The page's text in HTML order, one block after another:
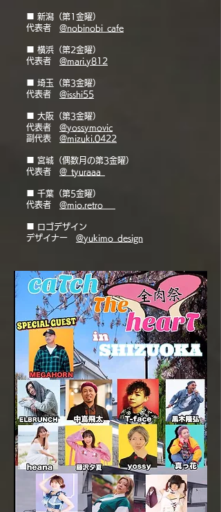
■ 新潟（第1金曜）
代表者 @nobinobi_cafe
■ 横浜（第2金曜）
代表者 @mari.y812
■ 埼玉（第3金曜）
代表者 @isshi55
■ 大阪（第3金曜）
代表者 @yossymovic
副代表 @mizuki.0422
■ 宮城（偶数月の第3金曜）
代表者 @_tyuraaa_
■ 千葉（第5金曜）
代表者 @mio.retro___
■ ロゴデザイン
デザイナー @yukimo_design